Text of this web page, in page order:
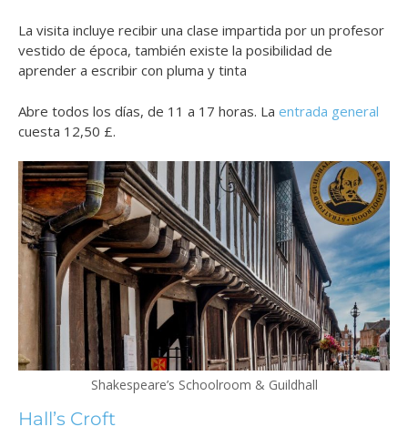
La visita incluye recibir una clase impartida por un profesor
vestido de época, también existe la posibilidad de
aprender a escribir con pluma y tinta
Abre todos los días, de 11 a 17 horas. La entrada general
cuesta 12,50 £.
Shakespeare’s Schoolroom & Guildhall
Hall’s Croft